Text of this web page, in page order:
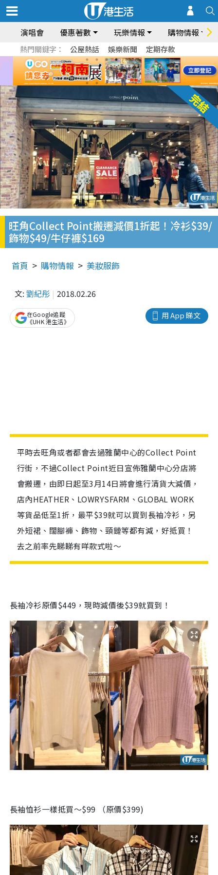
演唱會 優惠著數 玩樂情報 購物情報
熱門關鍵字： 公屋熱話 娛樂新聞 定期存款
旺角Collect Point搬遷減價1折起！冷衫$39/
飾物$49/牛仔褲$169
首頁 購物情報 美妝服飾
文: 劉紀彤 2018.02.26
用 App 睇文
在Google追蹤
《UHK 港生活》
平時去旺角或者都會去過雅蘭中心的Collect Point
行街，不過Collect Point近日宣佈雅蘭中心分店將
會搬遷，由即日起至3月14日將會進行清貨大減價，
店內HEATHER、LOWRYSFARM、GLOBAL WORK
等貨品低至1折，最平$39就可以買到長袖冷衫，另
外短裙、闊腳褲、飾物、頸鏈等都有減，好抵買！
去之前率先睇睇有咩款式啦～
長袖冷衫原價$449，現時減價後$39就買到！
長袖恤衫一樣抵買～$99 （原價$399)